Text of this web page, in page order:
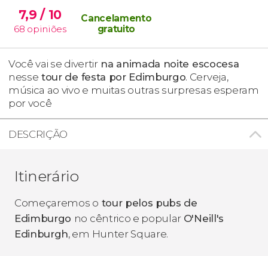
7,9/ 10
68 opiniões
Cancelamento
gratuito
Você vai se divertirna animada noite escocesa
nesse tour de festa por Edimburgo. Cerveja,
música ao vivo e muitas outras surpresas esperam
por você
DESCRIÇÃO
Itinerário
Começaremos o tour pelos pubs de
Edimburgo no cêntrico e popular O'Neill's
Edinburgh, em Hunter Square.